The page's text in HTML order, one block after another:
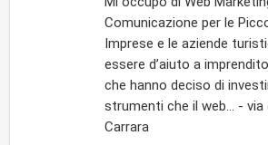
Comunicazione per le
Imprese e le aziende
essere d’aiuto a
che hanno deciso di
strumenti che il web... - via
Carrara